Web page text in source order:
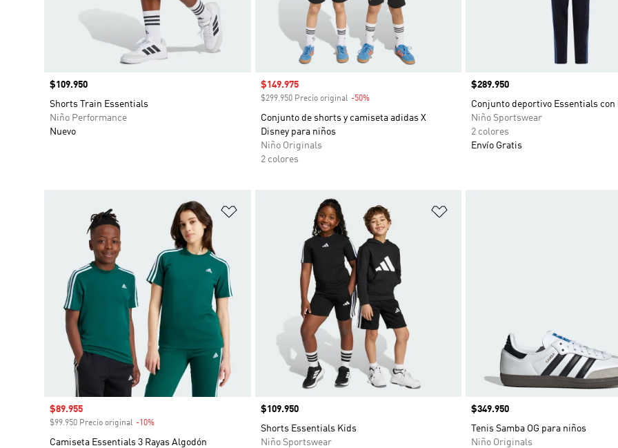
Precio
$109.950
Shorts Train Essentials
Niño Performance
Nuevo
Precio de venta
$149.975
$299.950 Precio original -50%Descuento
Conjunto de shorts y camiseta adidas X
Disney para niños
Niño Originals
2 colores
Precio
$289.950
Conjunto deportivo Essentials con
Niño Sportswear
2 colores
Envío Gratis
Añadir a la lista de deseos
Precio de venta
$89.955
$99.950 Precio original -10%
Camiseta Essentials 3 Rayas Algodón
Precio
$109.950
Shorts Essentials Kids
Niño Sportswear
Precio
$349.950
Tenis Samba OG para niños
Niño Originals